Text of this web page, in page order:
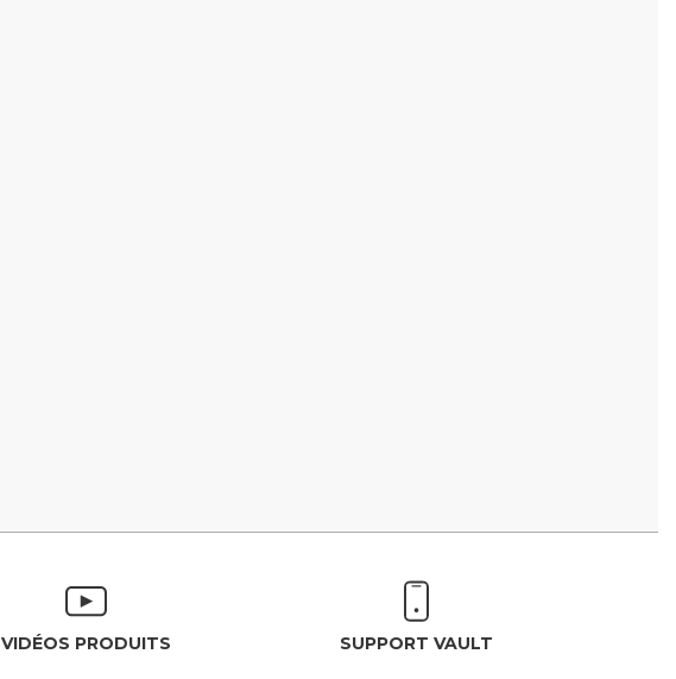
VIDÉOS PRODUITS SUPPORT VAULT